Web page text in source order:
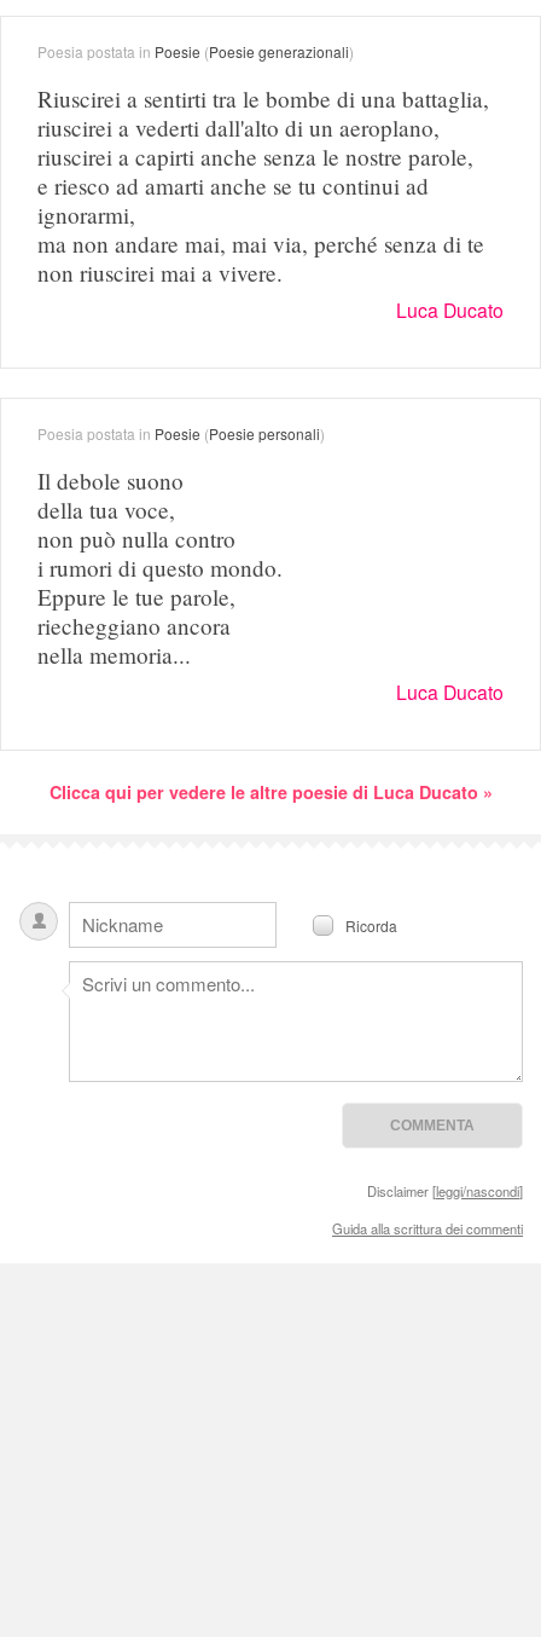
Poesia postata in Poesie (Poesie generazionali)
Riuscirei a sentirti tra le bombe di una battaglia,
riuscirei a vederti dall'alto di un aeroplano,
riuscirei a capirti anche senza le nostre parole,
e riesco ad amarti anche se tu continui ad
ignorarmi,
ma non andare mai, mai via, perché senza di te
non riuscirei mai a vivere.
Luca Ducato
Poesia postata in Poesie (Poesie personali)
Il debole suono
della tua voce,
non può nulla contro
i rumori di questo mondo.
Eppure le tue parole,
riecheggiano ancora
nella memoria...
Luca Ducato
Clicca qui per vedere le altre poesie di Luca Ducato »
Ricorda
Disclaimer [leggi/nascondi]
Guida alla scrittura dei commenti